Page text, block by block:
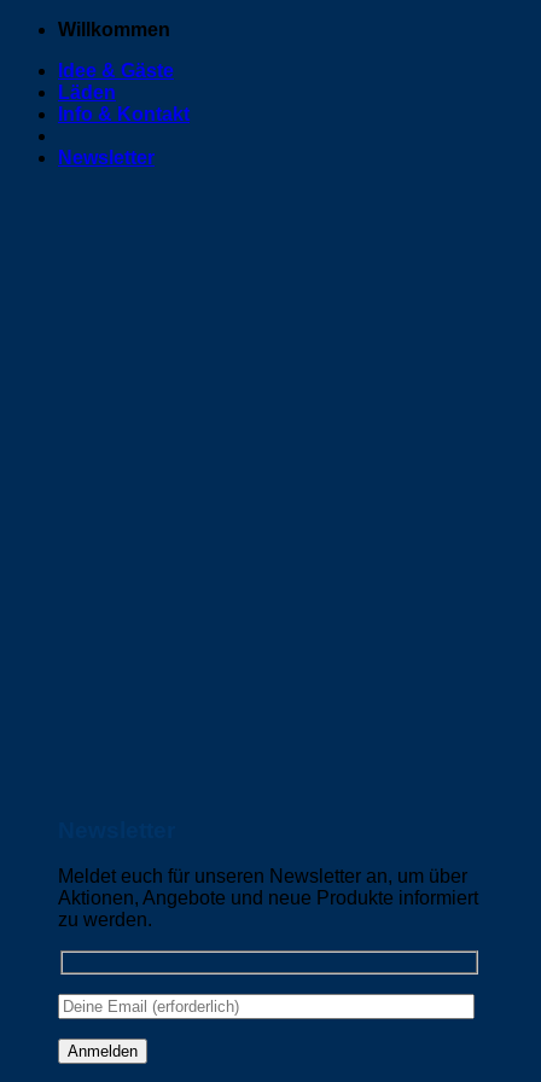
Zum
springen
Willkommen
Idee & Gäste
Läden
Info & Kontakt
Newsletter
Meldet euch für unseren Newsletter an, um über
Aktionen, Angebote und neue Produkte informiert
zu werden.
Please leave this field empty.